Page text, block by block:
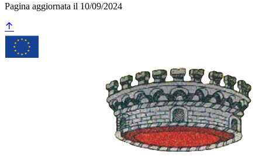
Pagina aggiornata il 10/09/2024